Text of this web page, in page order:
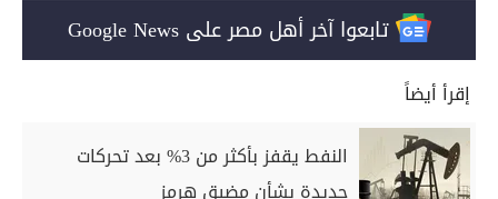
تابعوا آخر أهل مصر على Google News
إقرأ أيضاً
النفط يقفز بأكثر من 3% بعد تحركات
جديدة بشأن مضيق هرمز